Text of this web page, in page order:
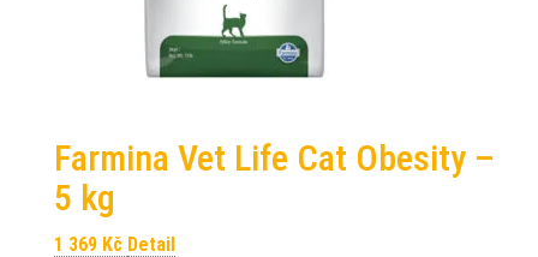
Farmina Vet Life Cat Obesity –
5 kg
1 369 Kč Detail